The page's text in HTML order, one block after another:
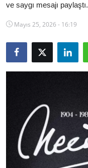
Siber Güvenlik
Ekonomi
Teknoloji
Spor
TBMM Haberleri
ve saygı mesajı paylaştı.
Mayıs 25, 2026 - 16:19